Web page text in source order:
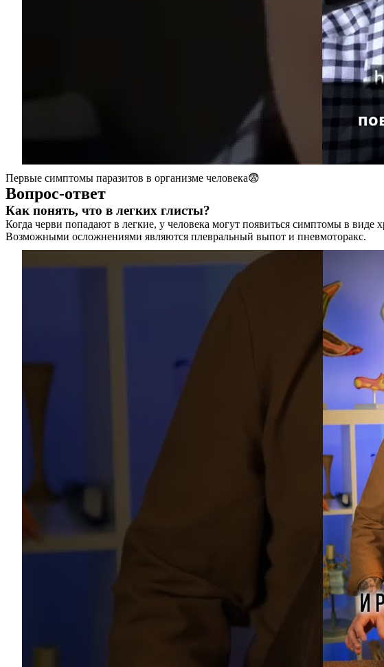
Первые симптомы паразитов в организме человека😨
Вопрос-ответ
Как понять, что в легких глисты?
Когда черви попадают в легкие, у человека могут появиться симптомы в
Возможными осложнениями являются плевральный выпот и пневмоторакс.